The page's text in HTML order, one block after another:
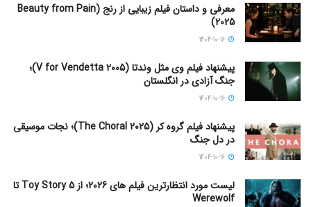
معرفی و داستان فیلم زیبایی از رنج (Beauty from Pain
2025)
پیشنهاد فیلم وی مثل وندتا (V for Vendetta 2005)؛
جنگ آزادی در انگلستان
پیشنهاد فیلم گروه کر (The Choral 2025)؛ نجات موسیقی
در دل جنگ
لیست مورد انتظارترین فیلم های 2026؛ از Toy Story 5 تا
Werewolf